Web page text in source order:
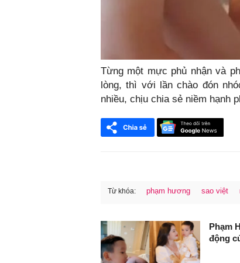
Từng một mực phủ nhận và
lòng, thì với lần chào đón
nhiều, chịu chia sẻ niềm hạnh
Từ khóa: phạm hương sao việt
Phạm
động